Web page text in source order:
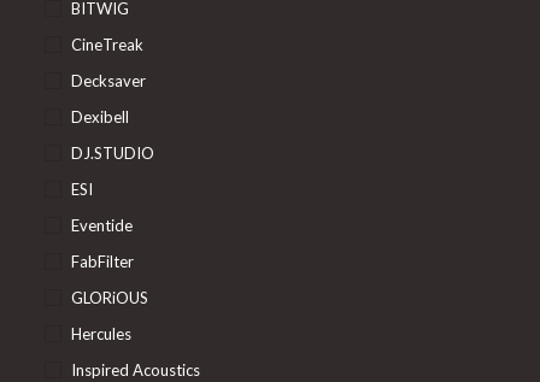
BITWIG
CineTreak
Decksaver
Dexibell
DJ.STUDIO
ESI
Eventide
FabFilter
GLORiOUS
Hercules
Inspired Acoustics